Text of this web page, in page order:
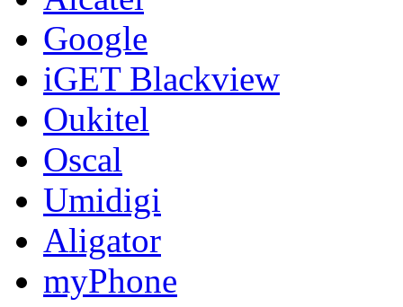
Google
iGET Blackview
Oukitel
Oscal
Umidigi
Aligator
myPhone